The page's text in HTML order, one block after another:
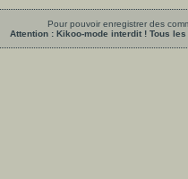
Pour pouvoir enregistrer des
Attention : Kikoo-mode interdit ! Tous